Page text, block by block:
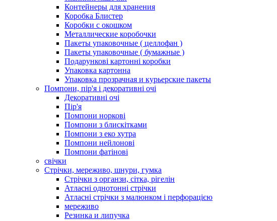
Контейнеры для хранения
Коробка Блистер
Коробки с окошком
Металлические коробочки
Пакеты упаковочные ( целлофан )
Пакеты упаковочные ( бумажные )
Подарункові картонні коробки
Упаковка картонна
Упаковка прозрачная и курьерские пакеты
Помпони, пір'я і декоративні очі
Декоративні очі
Пір'я
Помпони норкові
Помпони з блискітками
Помпони з еко хутра
Помпони нейлонові
Помпони фатінові
свічки
Стрічки, мереживо, шнури, гумка
Стрічки з органзи, сітка, рігелін
Атласні однотонні стрічки
Атласні стрічки з малюнком і перфорацією
мереживо
Резинка и липучка